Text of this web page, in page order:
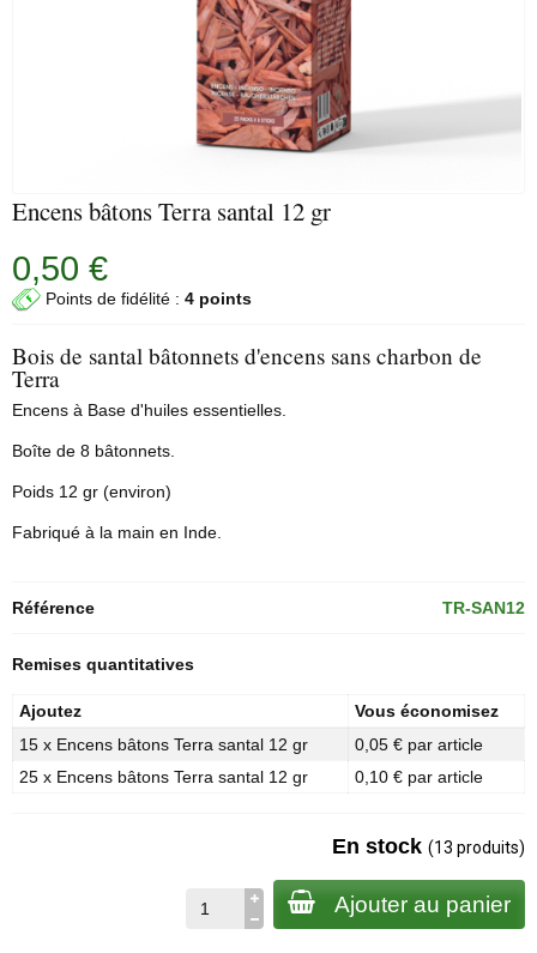
Encens bâtons Terra santal 12 gr
0,50 €
Points de fidélité : 4 points
Bois de santal bâtonnets d'encens sans charbon de
Terra
Encens à Base d'huiles essentielles.
Boîte de 8 bâtonnets.
Poids 12 gr (environ)
Fabriqué à la main en Inde.
Référence TR-SAN12
Remises quantitatives
Ajoutez
Vous économisez
15 x Encens bâtons Terra santal 12 gr
0,05 € par article
25 x Encens bâtons Terra santal 12 gr
0,10 € par article
En stock (13 produits)
Ajouter au panier